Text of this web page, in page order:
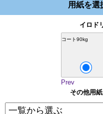
用紙を選
イロド
コート90kg
Prev
その他用